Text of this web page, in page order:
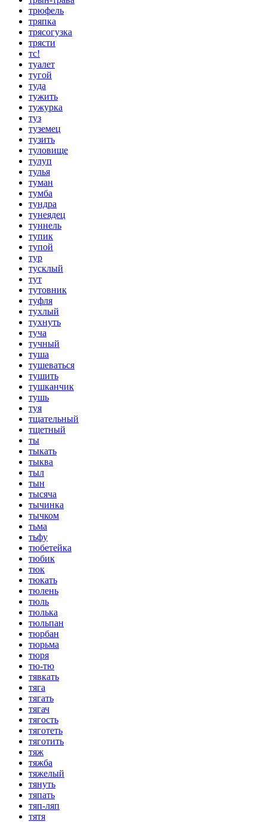
трюфель
тряпка
трясогузка
трясти
тс!
туалет
тугой
туда
тужить
тужурка
туз
туземец
тузить
туловище
тулуп
тулья
туман
тумба
тундра
тунеядец
туннель
тупик
тупой
тур
тусклый
тут
тутовник
туфля
тухлый
тухнуть
туча
тучный
туша
тушеваться
тушить
тушканчик
тушь
туя
тщательный
тщетный
ты
тыкать
тыква
тыл
тын
тысяча
тычинка
тычком
тьма
тьфу
тюбетейка
тюбик
тюк
тюкать
тюлень
тюль
тюлька
тюльпан
тюрбан
тюрьма
тюря
тю-тю
тявкать
тяга
тягать
тягач
тягость
тяготеть
тяготить
тяж
тяжба
тяжелый
тянуть
тяпать
тяп-ляп
тятя